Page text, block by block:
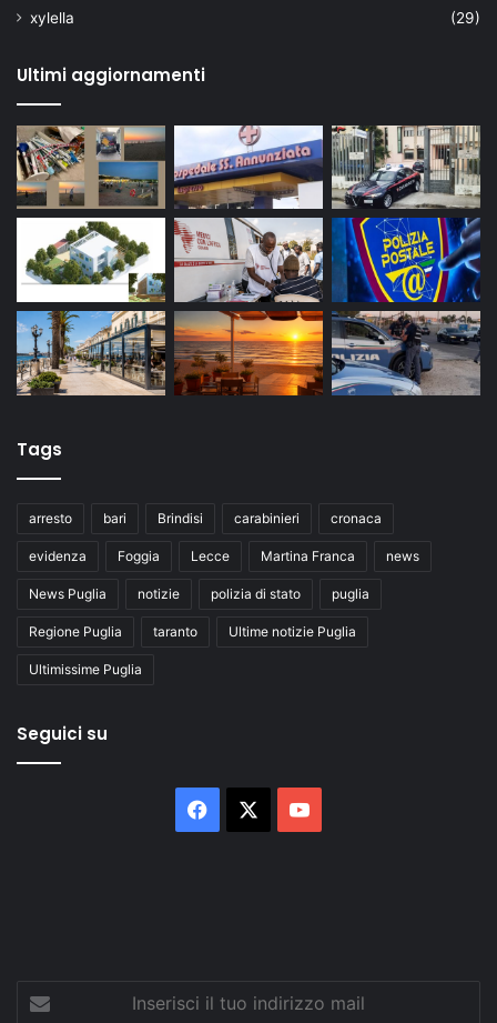
xylella
(29)
Ultimi aggiornamenti
Tags
arresto bari Brindisi carabinieri cronaca
evidenza Foggia Lecce Martina Franca news
News Puglia notizie polizia di stato puglia
Regione Puglia taranto Ultime notizie Puglia
Ultimissime Puglia
Seguici su
Facebook